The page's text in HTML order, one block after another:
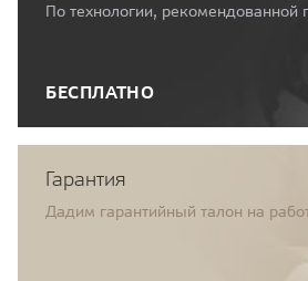
По технологии, рекомендованной
БЕСПЛАТНО
Гарантия
Дадим гарантийный талон на